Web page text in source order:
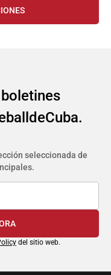
seleccionada de
del sitio web.